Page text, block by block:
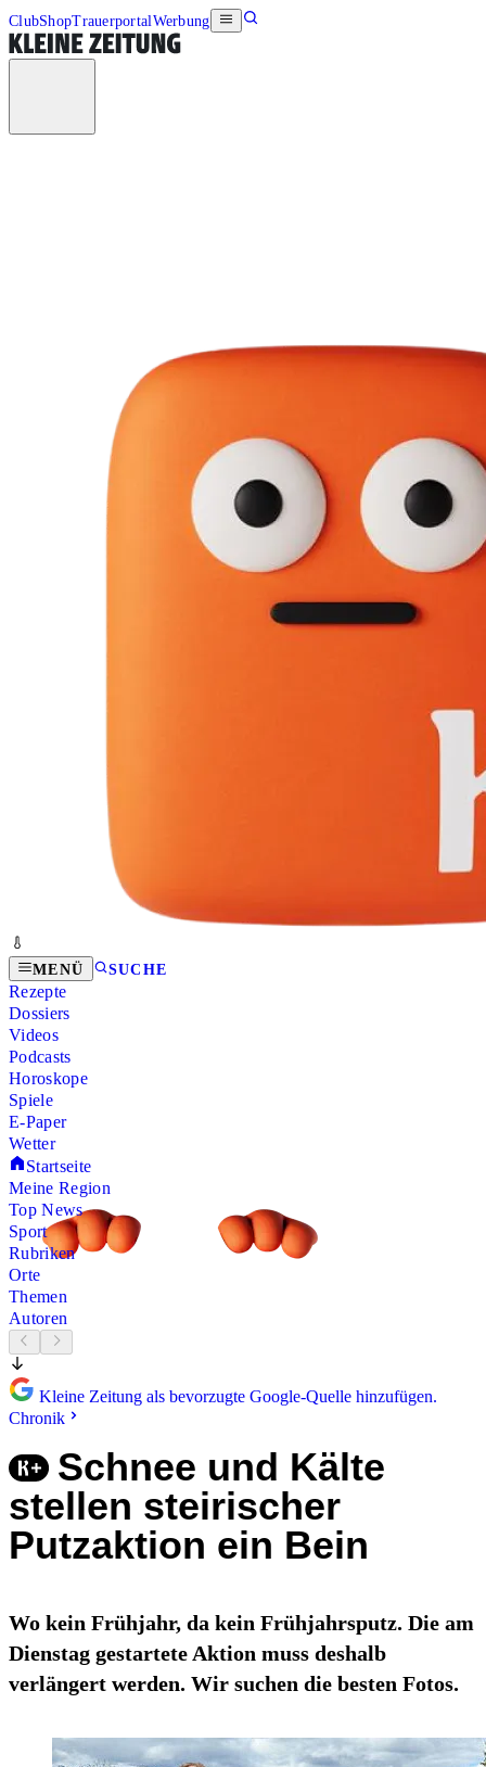
ClubShopTrauerportalWerbung
MENÜ SUCHE
Rezepte
Dossiers
Videos
Podcasts
Horoskope
Spiele
E-Paper
Wetter
Startseite
Meine Region
Top News
Sport
Rubriken
Orte
Themen
Autoren
Kleine Zeitung als bevorzugte Google-Quelle hinzufügen.
Chronik
Schnee und Kälte
stellen steirischer
Putzaktion ein Bein
Wo kein Frühjahr, da kein Frühjahrsputz. Die am
Dienstag gestartete Aktion muss deshalb
verlängert werden. Wir suchen die besten Fotos.